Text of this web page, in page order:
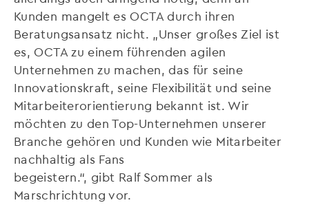
Kunden mangelt es OCTA durch ihren
Beratungsansatz nicht. „Unser großes Ziel ist
es, OCTA zu einem führenden agilen
Unternehmen zu machen, das für seine
Innovationskraft, seine Flexibilität und seine
Mitarbeiterorientierung bekannt ist. Wir
möchten zu den Top-Unternehmen unserer
Branche gehören und Kunden wie Mitarbeiter
nachhaltig als Fans
begeistern.“, gibt Ralf Sommer als
Marschrichtung vor.